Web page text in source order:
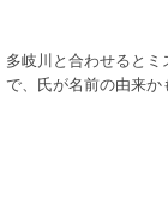
多岐川と合わせると
で、氏が名前の由来か